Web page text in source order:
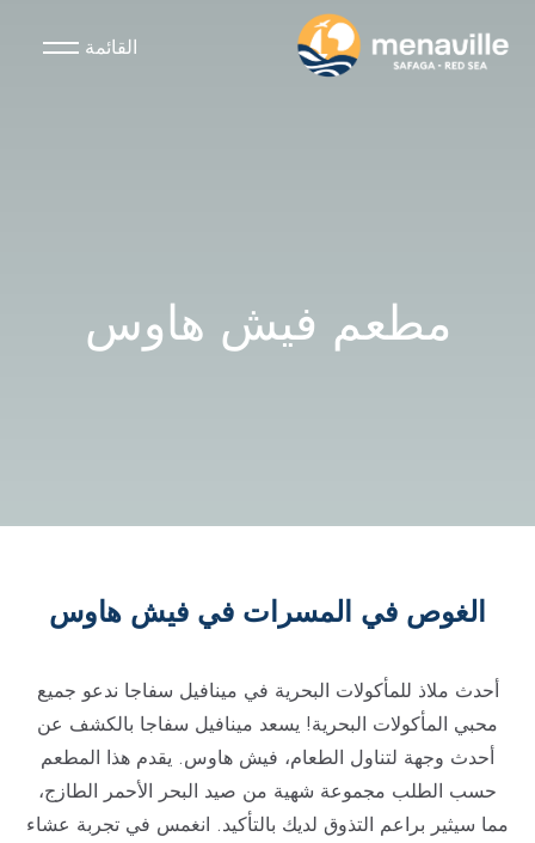
القائمة
مطعم فيش هاوس
الغوص في المسرات في فيش هاوس
أحدث ملاذ للمأكولات البحرية في مينافيل سفاجا ندعو جميع
محبي المأكولات البحرية! يسعد مينافيل سفاجا بالكشف عن
أحدث وجهة لتناول الطعام، فيش هاوس. يقدم هذا المطعم
حسب الطلب مجموعة شهية من صيد البحر الأحمر الطازج،
مما سيثير براعم التذوق لديك بالتأكيد. انغمس في تجربة عشاء